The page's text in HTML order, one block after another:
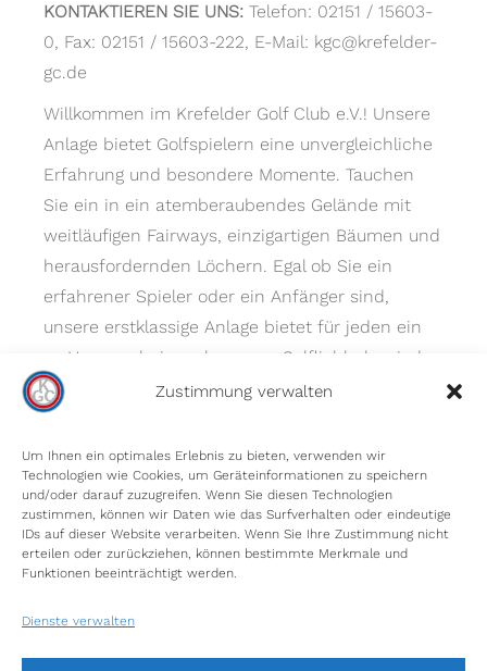
Zustimmung verwalten
Um Ihnen ein optimales Erlebnis zu bieten, verwenden wir
Technologien wie Cookies, um Geräteinformationen zu speichern
und/oder darauf zuzugreifen. Wenn Sie diesen Technologien
zustimmen, können wir Daten wie das Surfverhalten oder eindeutige
IDs auf dieser Website verarbeiten. Wenn Sie Ihre Zustimmung nicht
erteilen oder zurückziehen, können bestimmte Merkmale und
Funktionen beeinträchtigt werden.
Dienste verwalten
KONTAKTIEREN SIE UNS: Telefon: 02151 / 15603-
0, Fax: 02151 / 15603-222, E-Mail: kgc@krefelder-
gc.de
Willkommen im Krefelder Golf Club e.V.! Unsere
Anlage bietet Golfspielern eine unvergleichliche
Erfahrung und besondere Momente. Tauchen
Sie ein in ein atemberaubendes Gelände mit
weitläufigen Fairways, einzigartigen Bäumen und
herausfordernden Löchern. Egal ob Sie ein
erfahrener Spieler oder ein Anfänger sind,
unsere erstklassige Anlage bietet für jeden ein
zu Hause – bei uns kommen Golfliebhaber jeder
Spielstärke auf ihre Kosten.
INFORMIEREN SIE SICH
Gästeinformationen